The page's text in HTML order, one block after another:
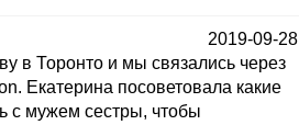
2019-09-28
в Торонто и мы связались через
Екатерина посоветовала какие
с мужем сестры, чтобы